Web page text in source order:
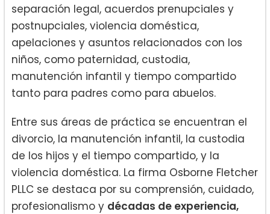
separación legal, acuerdos prenupciales y
postnupciales, violencia doméstica,
apelaciones y asuntos relacionados con los
niños, como paternidad, custodia,
manutención infantil y tiempo compartido
tanto para padres como para abuelos.
Entre sus áreas de práctica se encuentran el
divorcio, la manutención infantil, la custodia
de los hijos y el tiempo compartido, y la
violencia doméstica. La firma Osborne Fletcher
PLLC se destaca por su comprensión, cuidado,
profesionalismo y décadas de experiencia,